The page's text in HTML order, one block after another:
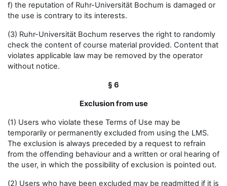
f) the reputation of Ruhr-Universität Bochum is damaged or
the use is contrary to its interests.
(3) Ruhr-Universität Bochum reserves the right to randomly
check the content of course material provided. Content that
violates applicable law may be removed by the operator
without notice.
§ 6
Exclusion from use
(1) Users who violate these Terms of Use may be
temporarily or permanently excluded from using the LMS.
The exclusion is always preceded by a request to refrain
from the offending behaviour and a written or oral hearing of
the user, in which the possibility of exclusion is pointed out.
(2) Users who have been excluded may be readmitted if it is